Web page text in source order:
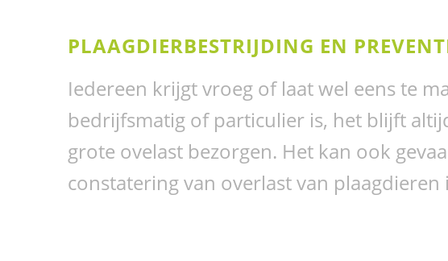
PLAAGDIERBESTRIJDING EN
Iedereen krijgt vroeg of laat wel eens te
bedrijfsmatig of particulier is, het blijft
grote ovelast bezorgen. Het kan ook
constatering van overlast van